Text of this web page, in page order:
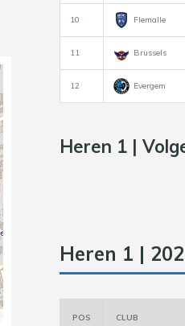
10 Flemalle
11 Brussels
12 Evergem
Heren 1 |
Heren 1 |
POS CLUB